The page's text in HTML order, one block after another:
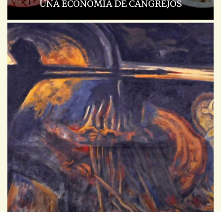
UNA ECONOMÍA DE CANGREJOS